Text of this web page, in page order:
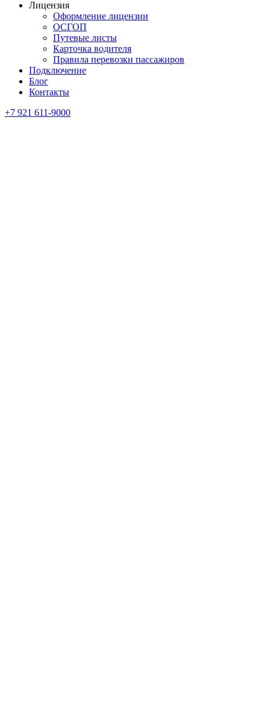
Лицензия
Оформление лицензии
ОСГОП
Путевые листы
Карточка водителя
Правила перевозки пассажиров
Подключение
Блог
Контакты
+7 921 611-9000